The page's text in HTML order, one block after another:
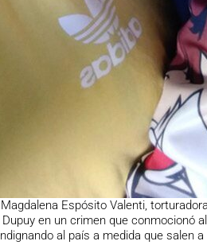
Espósito Valenti,
en un crimen que conmocionó
al país a medida que salen